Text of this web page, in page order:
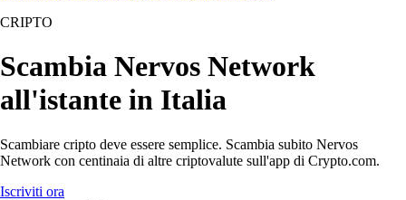
CRIPTO
Scambia Nervos Network
all'istante in Italia
Scambiare cripto deve essere semplice. Scambia subito Nervos
Network con centinaia di altre criptovalute sull'app di Crypto.com.
Iscriviti ora